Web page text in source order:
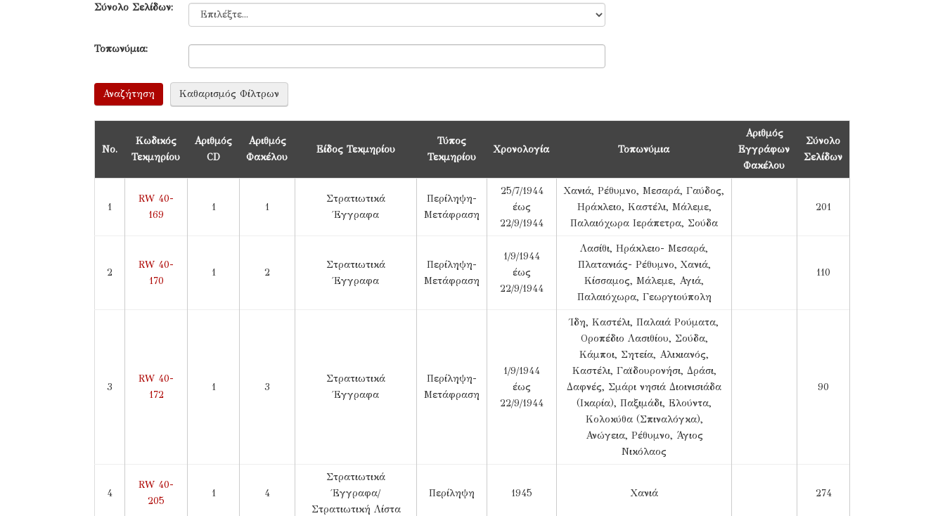
Σύνολο Σελίδων:
Τοπωνύμια:
Νο.
Κωδικός
Τεκμηρίου
Αριθμός
CD
Αριθμός
Φακέλου
Είδος Τεκμηρίου
Τύπος
Τεκμηρίου
Χρονολογία Τοπωνύμια
Αριθμός
Εγγράφων
Φακέλου
Σύνολο
Σελίδων
1
RW 40-
169
1 1
Στρατιωτικά
Έγγραφα
Περίληψη-
Μετάφραση
25/7/1944
έως
22/9/1944
Χανιά, Ρέθυμνο, Μεσαρά, Γαύδος,
Ηράκλειο, Καστέλι, Μάλεμε,
Παλαιόχωρα Ιεράπετρα, Σούδα
201
2
RW 40-
170
1 2
Στρατιωτικά
Έγγραφα
Περίληψη-
Μετάφραση
1/9/1944
έως
22/9/1944
Λασίθι, Ηράκλειο- Μεσαρά,
Πλατανιάς- Ρέθυμνο, Χανιά,
Κίσσαμος, Μάλεμε, Αγιά,
Παλαιόχωρα, Γεωργιούπολη
110
3
RW 40-
172
1 3
Στρατιωτικά
Έγγραφα
Περίληψη-
Μετάφραση
1/9/1944
έως
22/9/1944
Ίδη, Καστέλι, Παλαιά Ρούματα,
Οροπέδιο Λασιθίου, Σούδα,
Κάμποι, Σητεία, Αλικιανός,
Καστέλι, Γαϊδουρονήσι, Δράσι,
Δαφνές, Σμάρι νησιά Διοινισιάδα
(Ικαρία), Παξιμάδι, Ελούντα,
Κολοκύθα (Σπιναλόγκα),
Ανώγεια, Ρέθυμνο, Άγιος
Νικόλαος
90
4
RW 40-
205
1 4
Στρατιωτικά
Έγγραφα/
Στρατιωτική Λίστα
Περίληψη 1945 Χανιά 274